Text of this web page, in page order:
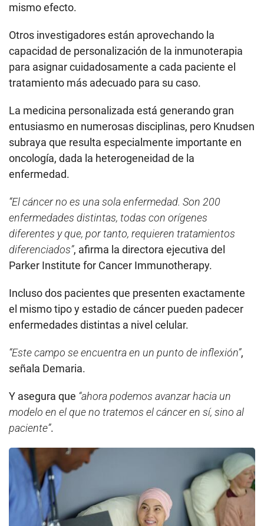
mismo efecto.
Otros investigadores están aprovechando la
capacidad de personalización de la inmunoterapia
para asignar cuidadosamente a cada paciente el
tratamiento más adecuado para su caso.
La medicina personalizada está generando gran
entusiasmo en numerosas disciplinas, pero Knudsen
subraya que resulta especialmente importante en
oncología, dada la heterogeneidad de la
enfermedad.
“El cáncer no es una sola enfermedad. Son 200
enfermedades distintas, todas con orígenes
diferentes y que, por tanto, requieren tratamientos
diferenciados”, afirma la directora ejecutiva del
Parker Institute for Cancer Immunotherapy.
Incluso dos pacientes que presenten exactamente
el mismo tipo y estadio de cáncer pueden padecer
enfermedades distintas a nivel celular.
“Este campo se encuentra en un punto de inflexión”,
señala Demaria.
Y asegura que “ahora podemos avanzar hacia un
modelo en el que no tratemos el cáncer en sí, sino al
paciente”.